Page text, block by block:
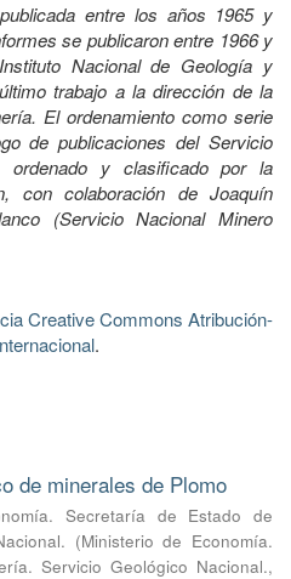
entre los años 1965 y
se publicaron entre 1966 y
Nacional de Geología y
trabajo a la dirección de la
El ordenamiento como serie
de publicaciones del Servicio
ordenado y clasificado por la
con colaboración de Joaquín
(Servicio Nacional Minero
Creative Commons Atribución-
.
de minerales de Plomo
Secretaría de Estado de
(Ministerio de Economía.
Servicio Geológico Nacional.,